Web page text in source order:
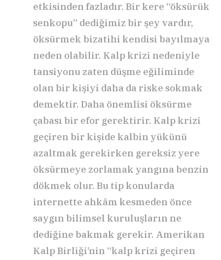
etkisinden fazladır. Bir kere “öksürük
senkopu” dediğimiz bir şey vardır,
öksürmek bizatihi kendisi bayılmaya
neden olabilir. Kalp krizi nedeniyle
tansiyonu zaten düşme eğiliminde
olan bir kişiyi daha da riske sokmak
demektir. Daha önemlisi öksürme
çabası bir efor gerektirir. Kalp krizi
geçiren bir kişide kalbin yükünü
azaltmak gerekirken gereksiz yere
öksürmeye zorlamak yangına benzin
dökmek olur. Bu tip konularda
internette ahkâm kesmeden önce
saygın bilimsel kuruluşların ne
dediğine bakmak gerekir. Amerikan
Kalp Birliği’nin “kalp krizi geçiren